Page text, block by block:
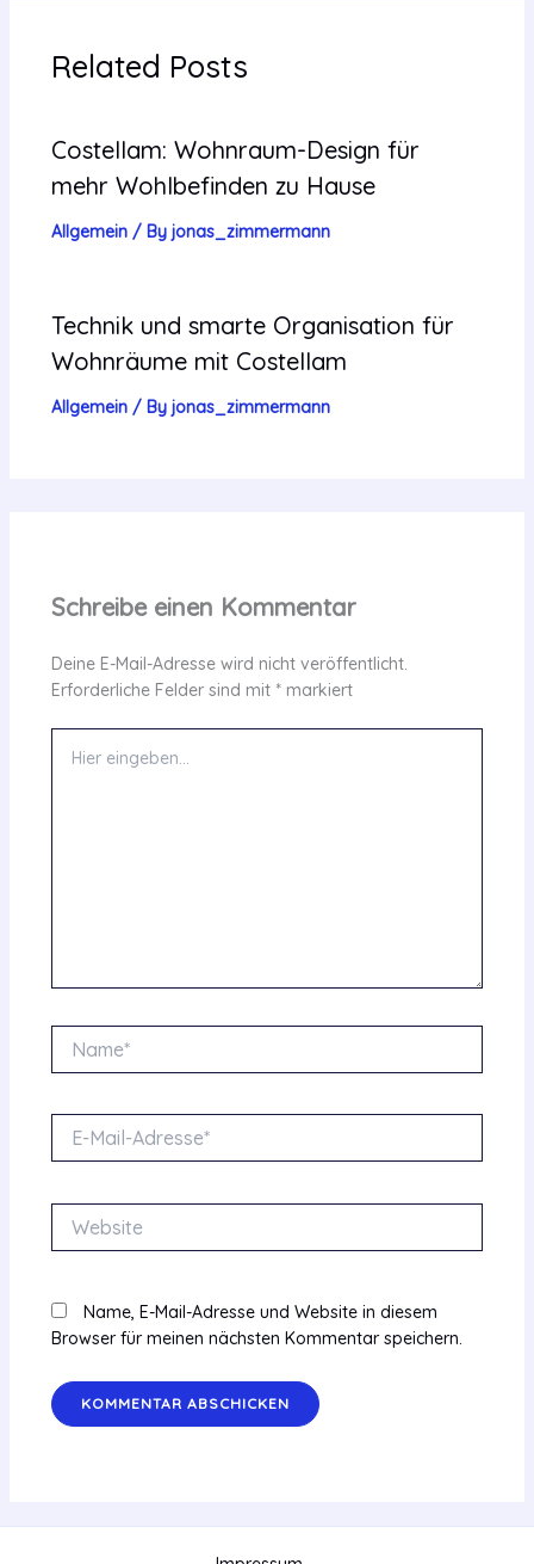
Related Posts
Costellam: Wohnraum-Design für
mehr Wohlbefinden zu Hause
Allgemein/ By jonas_zimmermann
Technik und smarte Organisation für
Wohnräume mit Costellam
Allgemein/ By jonas_zimmermann
Schreibe einen Kommentar
Deine E-Mail-Adresse wird nicht veröffentlicht.
Erforderliche Felder sind mit *markiert
eingeben…
Mail-
Website
Name, E-Mail-Adresse und Website in diesem
Browser für meinen nächsten Kommentar speichern.